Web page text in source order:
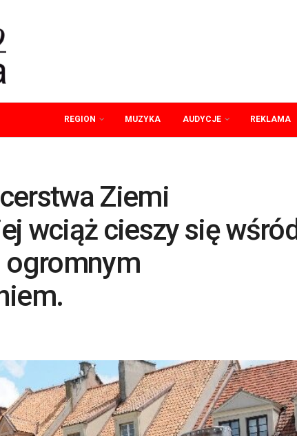
REGION MUZYKA AUDYCJE REKLAMA
Ziemi
wciąż cieszy się wśród
ogromnym